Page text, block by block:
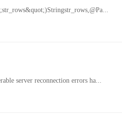
server reconnection errors ha...